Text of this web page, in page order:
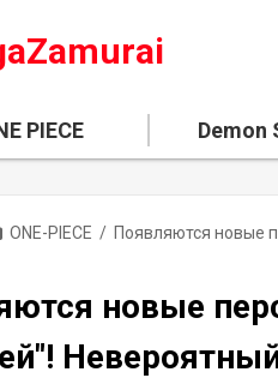
PIECE Demon
ONE-PIECE /
новые